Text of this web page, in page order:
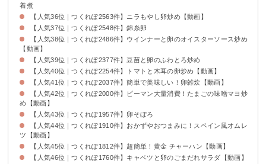
着煮
【人気36位｜つくれぽ2563件】ニラもやし卵炒め【動画】
【人気37位｜つくれぽ2548件】錦糸卵
【人気38位｜つくれぽ2486件】ウインナーと卵のオイスターソース炒め
【動画】
【人気39位｜つくれぽ2377件】豆苗と卵のふわとろ炒め
【人気40位｜つくれぽ2254件】トマトと木耳の卵炒め【動画】
【人気41位｜つくれぽ2037件】簡単で美味しい！卵雑炊【動画】
【人気42位｜つくれぽ2000件】ピーマン大量消費！たまごの味噌マヨ炒
め【動画】
【人気43位｜つくれぽ1957件】卵そぼろ
【人気44位｜つくれぽ1910件】おかずやおつまみに！スペイン風オムレ
ツ【動画】
【人気45位｜つくれぽ1812件】超簡単！黄金 チャーハン【動画】
【人気46位｜つくれぽ1760件】キャベツと卵のごまだれサラダ【動画】